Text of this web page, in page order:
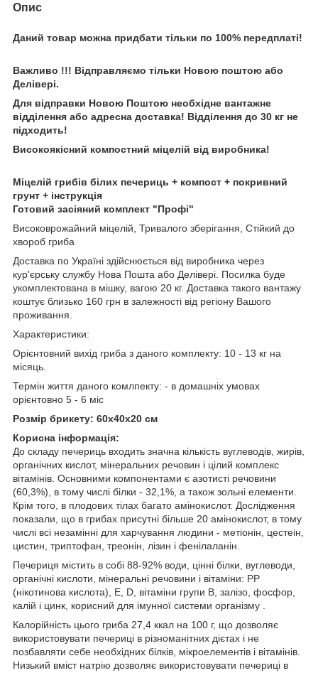
Опис
Даний товар можна придбати тільки по 100% передплаті!
Важливо !!! Відправляємо тільки Новою поштою або
Делівері.
Для відправки Новою Поштою необхідне вантажне
відділення або адресна доставка! Відділення до 30 кг не
підходить!
Високоякісний компостний міцелій від виробника!
Міцелій грибів білих печериць + компост + покривний
грунт + інструкція
Готовий засіяний комплект "Профі"
Високоврожайний міцелій, Тривалого зберігання, Стійкий до
хвороб гриба
Доставка по Україні здійснюється від виробника через
кур'єрську службу Нова Пошта або Делівері. Посилка буде
укомплектована в мішку, вагою 20 кг. Доставка такого вантажу
коштує близько 160 грн в залежності від регіону Вашого
проживання.
Характеристики:
Орієнтовний вихід гриба з даного комплекту: 10 - 13 кг на
місяць.
Термін життя даного комлпекту: - в домашніх умовах
орієнтовно 5 - 6 міс
Розмір брикету: 60х40х20 см
Корисна інформація:
До складу печериць входить значна кількість вуглеводів, жирів,
органічних кислот, мінеральних речовин і цілий комплекс
вітамінів. Основними компонентами є азотисті речовини
(60,3%), в тому числі білки - 32,1%, а також зольні елементи.
Крім того, в плодових тілах багато амінокислот. Дослідження
показали, що в грибах присутні більше 20 амінокислот, в тому
числі всі незамінні для харчування людини - метіонін, цестеін,
цистин, триптофан, треонін, лізин і фенілаланін.
Печериця містить в собі 88-92% води, цінні білки, вуглеводи,
органічні кислоти, мінеральні речовини і вітаміни: РР
(нікотинова кислота), Е, D, вітаміни групи B, залізо, фосфор,
калій і цинк, корисний для імунної системи організму .
Калорійність цього гриба 27,4 ккал на 100 г, що дозволяє
використовувати печериці в різноманітних дієтах і не
позбавляти себе необхідних білків, мікроелементів і вітамінів.
Низький вміст натрію дозволяє використовувати печериці в